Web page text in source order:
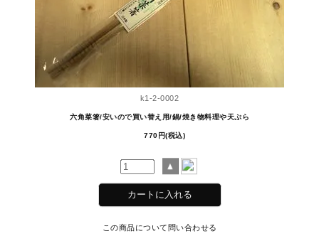
k1-2-0002
六角菜箸/安いので買い替え用/鍋/焼き物料理や天ぷら
770円(税込)
この商品について問い合わせる